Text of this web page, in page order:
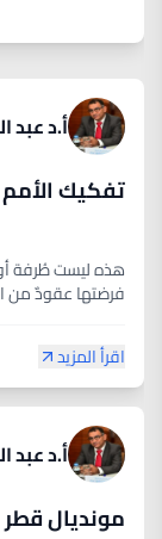
أ.د عبد
تفكيك
هذه ليست طُرفة
فرضتها عقودٌ من
اقرأ المزيد
أ.د عبد
مونديال قطر 2022: موعدٌ مع التاريخ